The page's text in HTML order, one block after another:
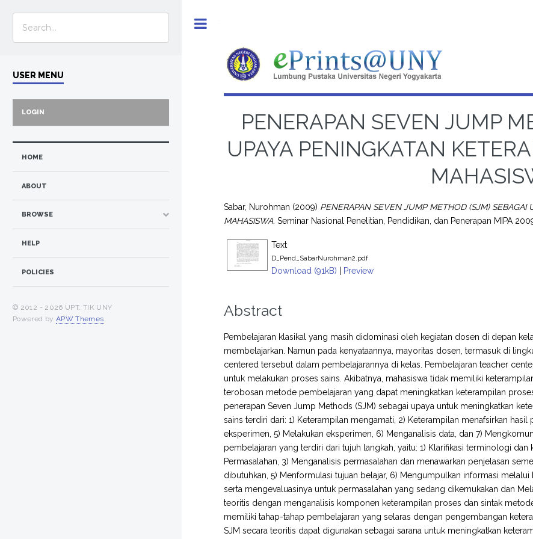
PENERAPAN SEVEN JUMP
UPAYA PENINGKATAN
Sabar, Nurohman (2009) PENERAPAN SEVEN JUMP METHOD (SJM) SEBAGAI
MAHASISWA. Seminar Nasional Penelitian, Pendidikan, dan Penerapan MIPA
Text
D_Pend_SabarNurohman2.pdf
Download (91kB) | Preview
Abstract
Pembelajaran klasikal yang masih didominasi oleh kegiatan dosen di depan
membelajarkan. Namun pada kenyataannya, mayoritas dosen, termasuk di
centered tersebut dalam pembelajarannya di kelas. Pembelajaran teacher
untuk melakukan proses sains. Akibatnya, mahasiswa tidak memiliki
terobosan metode pembelajaran yang dapat meningkatkan keterampilan
penerapan Seven Jump Methods (SJM) sebagai upaya untuk meningkatkan
sains terdiri dari: 1) Keterampilan mengamati, 2) Keterampilan menafsirkan
eksperimen, 5) Melakukan eksperimen, 6) Menganalisis data, dan 7)
pembelajaran yang terdiri dari tujuh langkah, yaitu: 1) Klarifikasi terminologi
Permasalahan, 3) Menganalisis permasalahan dan menawarkan penjelasan
dibutuhkan, 5) Menformulasi tujuan belajar, 6) Mengumpulkan informasi
serta mengevaluasinya untuk permasalahan yang sedang dikemukakan dan
teoritis dengan menganalisis komponen keterampilan proses dan sintak
memiliki tahap-tahap pembelajaran yang selaras dengan pengembangan
SJM secara teoritis dapat digunakan sebagai sarana untuk meningkatkan
USER MENU
LOGIN
HOME
ABOUT
BROWSE
HELP
POLICIES
© 2012 - 2026 UPT. TIK UNY
Powered by APW Themes